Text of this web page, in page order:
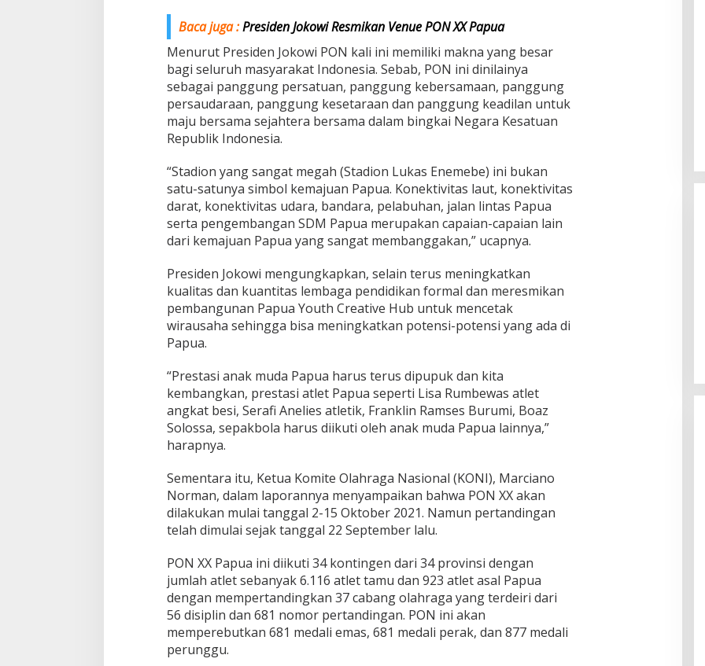
Baca juga :Presiden Jokowi Resmikan Venue PON XX Papua
Menurut Presiden Jokowi PON kali ini memiliki makna yang besar
bagi seluruh masyarakat Indonesia. Sebab, PON ini dinilainya
sebagai panggung persatuan, panggung kebersamaan, panggung
persaudaraan, panggung kesetaraan dan panggung keadilan untuk
maju bersama sejahtera bersama dalam bingkai Negara Kesatuan
Republik Indonesia.
“Stadion yang sangat megah (Stadion Lukas Enemebe) ini bukan
satu-satunya simbol kemajuan Papua. Konektivitas laut, konektivitas
darat, konektivitas udara, bandara, pelabuhan, jalan lintas Papua
serta pengembangan SDM Papua merupakan capaian-capaian lain
dari kemajuan Papua yang sangat membanggakan,” ucapnya.
Presiden Jokowi mengungkapkan, selain terus meningkatkan
kualitas dan kuantitas lembaga pendidikan formal dan meresmikan
pembangunan Papua Youth Creative Hub untuk mencetak
wirausaha sehingga bisa meningkatkan potensi-potensi yang ada di
Papua.
“Prestasi anak muda Papua harus terus dipupuk dan kita
kembangkan, prestasi atlet Papua seperti Lisa Rumbewas atlet
angkat besi, Serafi Anelies atletik, Franklin Ramses Burumi, Boaz
Solossa, sepakbola harus diikuti oleh anak muda Papua lainnya,”
harapnya.
Sementara itu, Ketua Komite Olahraga Nasional (KONI), Marciano
Norman, dalam laporannya menyampaikan bahwa PON XX akan
dilakukan mulai tanggal 2-15 Oktober 2021. Namun pertandingan
telah dimulai sejak tanggal 22 September lalu.
PON XX Papua ini diikuti 34 kontingen dari 34 provinsi dengan
jumlah atlet sebanyak 6.116 atlet tamu dan 923 atlet asal Papua
dengan mempertandingkan 37 cabang olahraga yang terdeiri dari
56 disiplin dan 681 nomor pertandingan. PON ini akan
memperebutkan 681 medali emas, 681 medali perak, dan 877 medali
perunggu.
Enam Pejabat Baru Resmi Dilantik
di Kejati Kepri oleh J. Devy
Sudarso